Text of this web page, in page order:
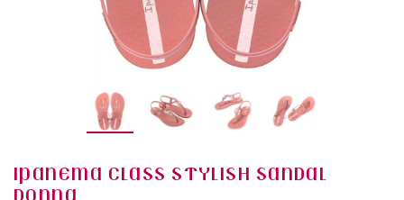
IPANEMA CLASS STYLISH SANDAL
DONNA